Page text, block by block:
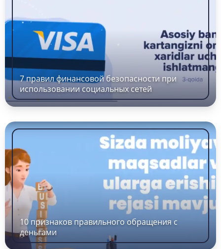
7 правил финансовой безопасности при
использовании социальных сетей
10 признаков правильного обращения с
деньгами